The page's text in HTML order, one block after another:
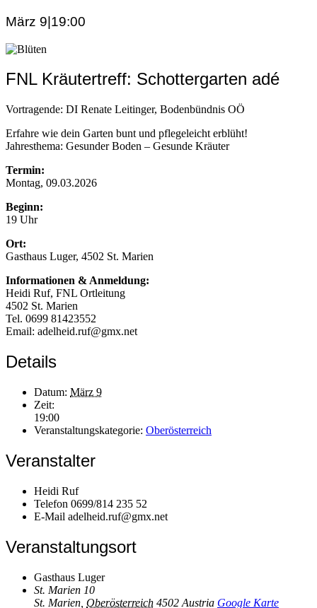
März 9|19:00
FNL Kräutertreff: Schottergarten adé
Vortragende: DI Renate Leitinger, Bodenbündnis OÖ
Erfahre wie dein Garten bunt und pflegeleicht erblüht!
Jahresthema: Gesunder Boden – Gesunde Kräuter
Termin:
Montag, 09.03.2026
Beginn:
19 Uhr
Ort:
Gasthaus Luger, 4502 St. Marien
Informationen & Anmeldung:
Heidi Ruf, FNL Ortleitung
4502 St. Marien
Tel. 0699 81423552
Email: adelheid.ruf@gmx.net
Details
Datum: März 9
Zeit:
19:00
Veranstaltungskategorie: Oberösterreich
Veranstalter
Heidi Ruf
Telefon 0699/814 235 52
E-Mail adelheid.ruf@gmx.net
Veranstaltungsort
Gasthaus Luger
St. Marien 10
St. Marien Oberösterreich 4502 Austria Google Karte